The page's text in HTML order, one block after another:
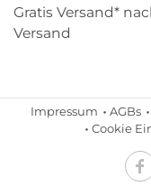
Gratis Versand*
Versand
Impressum AGBs
Cookie